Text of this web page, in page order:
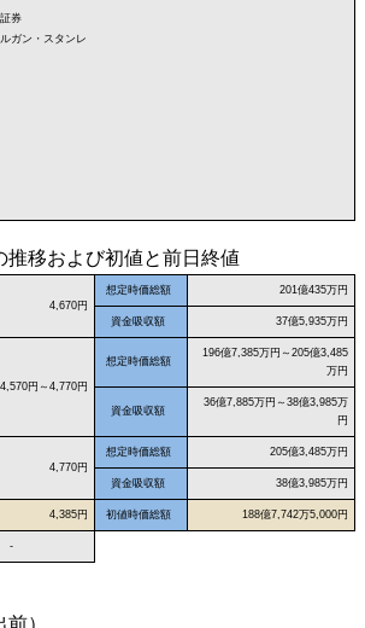
券
ガン・スタンレ
移および初値と前日終値
4,670円
想定時価総額 201億435万円
資金吸収額 37億5,935万円
4,570円～4,770円
想定時価総額
196億7,385万円～205億3,485
万円
資金吸収額
36億7,885万円～38億3,985万
円
4,770円
想定時価総額 205億3,485万円
資金吸収額 38億3,985万円
4,385円 初値時価総額 188億7,742万5,000円
-
）